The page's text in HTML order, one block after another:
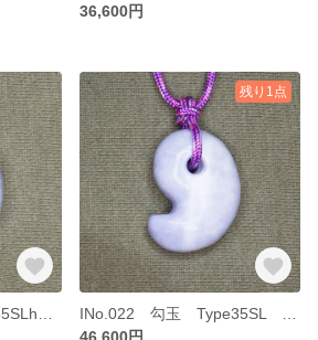
36,600円
残り1点
46,600円